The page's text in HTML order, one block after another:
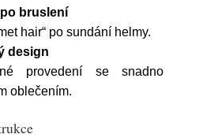
bruslení
hair“ po sundání helmy.
design
provedení se snadno
oblečením.